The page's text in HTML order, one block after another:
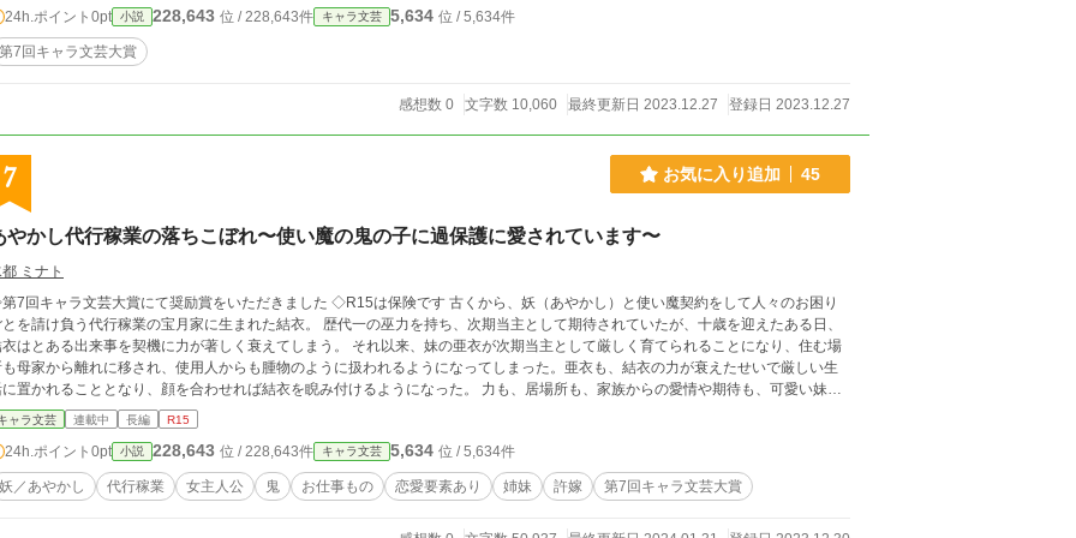
24h.ポイント 0pt 小説 228,643 位 / 228,643件 キャラ文芸 5,634 位 / 5,634件
第7回キャラ文芸大賞
感想数 0 文字数 10,060 最終更新日 2023.12.27 登録日 2023.12.27
7 お気に入り追加 45
やかし代行稼業の落ちこぼれ〜使い魔の鬼の子に過保護に愛されています〜
ミナト
回キャラ文芸大賞にて奨励賞をいただきました ◇R15は保険です 古くから、妖（あやかし）と使い魔契約をして人々のお困り
を請け負う代行稼業の宝月家に生まれた結衣。 歴代一の巫力を持ち、次期当主として期待されていたが、十歳を迎えたある日、
はとある出来事を契機に力が著しく衰えてしまう。 それ以来、妹の亜衣が次期当主として厳しく育てられることになり、住む場
母家から離れに移され、使用人からも腫物のように扱われるようになってしまった。亜衣も、結衣の力が衰えたせいで厳しい生
置かれることとなり、顔を合わせれば結衣を睨み付けるようになった。 力も、居場所も、家族からの愛情や期待も、可愛い妹か
けられる笑顔さえも失った結衣。 けれども結衣は、決して泣き言を言わず、残された力で自分にできることを懸命に行った。 そ
生活が続き、結衣は十八歳をなった。 唯一契約できた使い魔は、なんと高位の妖である鬼の子。 名を『鬼丸』といった。 不遜な
で使い魔らしくない鬼丸だけれど、不器用ながらも結衣を大切に思ってくれているらしい。 けれど、時折鬼丸が見せる大人びた
、言動に結衣は振り回されっぱなし。 どうやら鬼丸は、幼い頃から結衣を知っており、さらには結衣が力を失った原因までも知
っているようで――？ 結衣は力を取り戻すことができるのか、そして、鬼丸の正体とは―― 全てを知った時、結衣が選ぶ道は――
ャラ文芸 連載中 長編 R15
24h.ポイント 0pt 小説 228,643 位 / 228,643件 キャラ文芸 5,634 位 / 5,634件
妖／あやかし 代行稼業 女主人公 鬼 お仕事もの 恋愛要素あり 姉妹 許嫁 第7回キャラ文芸大賞